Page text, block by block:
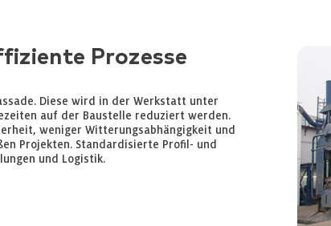
Prozesse
Diese wird in der Werkstatt unter
auf der Baustelle reduziert werden.
weniger Witterungsabhängigkeit und
Projekten. Standardisierte Profil- und
und Logistik.